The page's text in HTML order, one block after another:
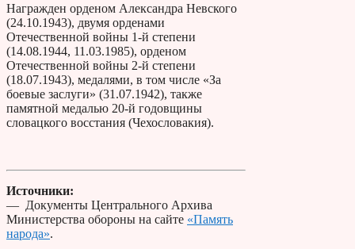
Награжден орденом Александра Невского
(24.10.1943), двумя орденами
Отечественной войны 1-й степени
(14.08.1944, 11.03.1985), орденом
Отечественной войны 2-й степени
(18.07.1943), медалями, в том числе «За
боевые заслуги» (31.07.1942), также
памятной медалью 20-й годовщины
словацкого восстания (Чехословакия).
Источники:
— Документы Центрального Архива
Министерства обороны на сайте «Память
народа».